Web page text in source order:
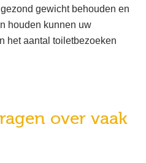
gewicht behouden en
houden kunnen uw
het aantal toiletbezoeken
over vaak